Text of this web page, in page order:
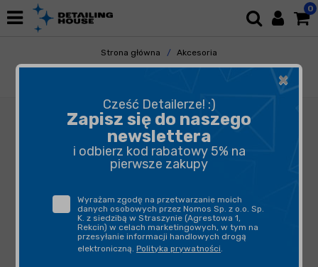
0
Strona główna
Akcesoria
Pozostałe Akcesoria
Gadżety
×
Cześć Detailerze! :)
Zapisz się do naszego
newslettera
i odbierz kod rabatowy 5% na
pierwsze zakupy
Wyrażam zgodę na przetwarzanie moich
danych osobowych przez Nomos Sp. z o.o. Sp.
K. z siedzibą w Straszynie (Agrestowa 1,
Rekcin) w celach marketingowych, w tym na
przesyłanie informacji handlowych drogą
elektroniczną. Polityka prywatności.